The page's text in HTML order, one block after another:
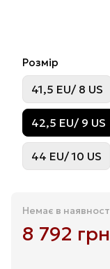
Розмір
41,5 EU/ 8 US
42,5 EU/ 9 US
44 EU/ 10 US
Немає в
8 792 грн